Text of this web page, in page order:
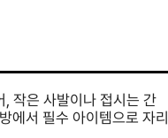
작은 사발이나 접시는 간
에서 필수 아이템으로 자리